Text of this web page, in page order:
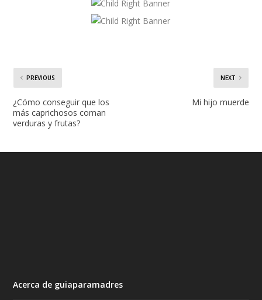
PREVIOUS
¿Cómo conseguir que los
más caprichosos coman
verduras y frutas?
NEXT
Mi hijo muerde
Acerca de guiaparamadres